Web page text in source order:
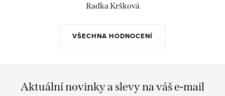
VŠECHNA HODNOCENÍ
Radka Kršková
Aktuální novinky a slevy na váš e-mail